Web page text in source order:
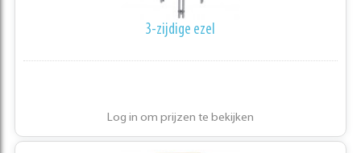
3-zijdige ezel
Log in om prijzen te bekijken